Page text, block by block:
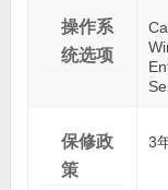
操作系
统选项
保修政
策
3